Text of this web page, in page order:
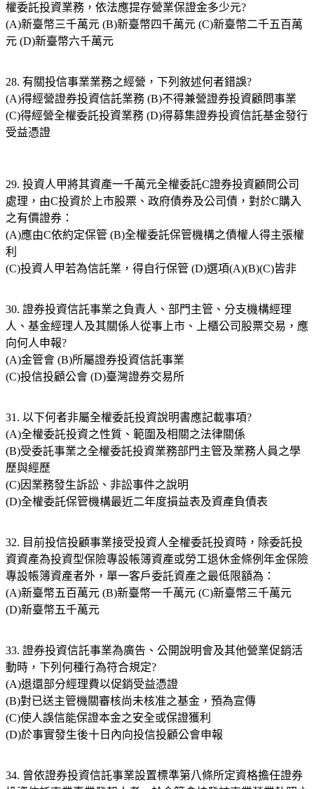
權委託投資業務，依法應提存營業保證金多少元?
(A)新臺幣三千萬元 (B)新臺幣四千萬元 (C)新臺幣二千五百萬
元 (D)新臺幣六千萬元
28. 有關投信事業業務之經營，下列敘述何者錯誤?
(A)得經營證券投資信託業務 (B)不得兼營證券投資顧問事業
(C)得經營全權委託投資業務 (D)得募集證券投資信託基金發行
受益憑證
29. 投資人甲將其資產一千萬元全權委託C證券投資顧問公司
處理，由C投資於上市股票、政府債券及公司債，對於C購入
之有價證券：
(A)應由C依約定保管 (B)全權委託保管機構之債權人得主張權
利
(C)投資人甲若為信託業，得自行保管 (D)選項(A)(B)(C)皆非
30. 證券投資信託事業之負責人、部門主管、分支機構經理
人、基金經理人及其關係人從事上市、上櫃公司股票交易，應
向何人申報?
(A)金管會 (B)所屬證券投資信託事業
(C)投信投顧公會 (D)臺灣證券交易所
31. 以下何者非屬全權委託投資說明書應記載事項?
(A)全權委託投資之性質、範圍及相關之法律關係
(B)受委託事業之全權委託投資業務部門主管及業務人員之學
歷與經歷
(C)因業務發生訴訟、非訟事件之說明
(D)全權委託保管機構最近二年度損益表及資產負債表
32. 目前投信投顧事業接受投資人全權委託投資時，除委託投
資資產為投資型保險專設帳簿資產或勞工退休金條例年金保險
專設帳簿資產者外，單一客戶委託資產之最低限額為：
(A)新臺幣五百萬元 (B)新臺幣一千萬元 (C)新臺幣三千萬元
(D)新臺幣五千萬元
33. 證券投資信託事業為廣告、公開說明會及其他營業促銷活
動時，下列何種行為符合規定?
(A)退還部分經理費以促銷受益憑證
(B)對已送主管機關審核尚未核准之基金，預為宣傳
(C)使人誤信能保證本金之安全或保證獲利
(D)於事實發生後十日內向投信投顧公會申報
34. 曾依證券投資信託事業設置標準第八條所定資格擔任證券